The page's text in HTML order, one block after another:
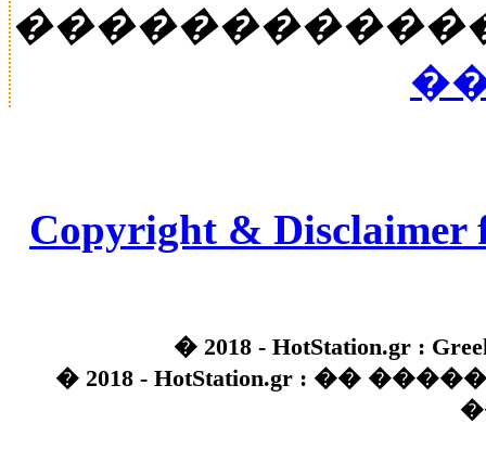
Copyright & Disclaimer
� 2018 - HotStation.gr :
� 2018 - HotStation.gr : ��